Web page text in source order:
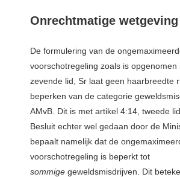
Onrechtmatige wetgeving
De formulering van de
voorschotregeling zoals is opgenomen
zevende lid, Sr laat geen haarbreedte
beperken van de categorie
AMvB. Dit is met artikel 4:14, tweede
Besluit echter wel gedaan door de
bepaalt namelijk dat de
voorschotregeling is beperkt tot
sommige geweldsmisdrijven. Dit